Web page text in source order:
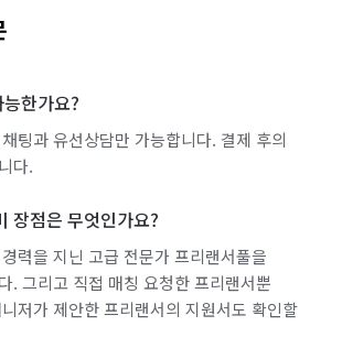
한가요?
팅과 유선상담만 가능합니다. 결제 후의
다.
장점은 무엇인가요?
력을 지닌 고급 전문가 프리랜서풀을
. 그리고 직접 매칭 요청한 프리랜서뿐
저가 제안한 프리랜서의 지원서도 확인할